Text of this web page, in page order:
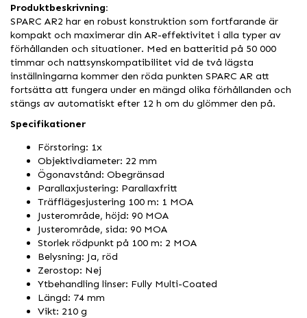
Produktbeskrivning:
SPARC AR2 har en robust konstruktion som fortfarande är
kompakt och maximerar din AR-effektivitet i alla typer av
förhållanden och situationer. Med en batteritid på 50 000
timmar och nattsynskompatibilitet vid de två lägsta
inställningarna kommer den röda punkten SPARC AR att
fortsätta att fungera under en mängd olika förhållanden och
stängs av automatiskt efter 12 h om du glömmer den på.
Specifikationer
Förstoring: 1x
Objektivdiameter: 22 mm
Ögonavstånd: Obegränsad
Parallaxjustering: Parallaxfritt
Träfflägesjustering 100 m: 1 MOA
Justerområde, höjd: 90 MOA
Justerområde, sida: 90 MOA
Storlek rödpunkt på 100 m: 2 MOA
Belysning: Ja, röd
Zerostop: Nej
Ytbehandling linser: Fully Multi-Coated
Längd: 74 mm
Vikt: 210 g